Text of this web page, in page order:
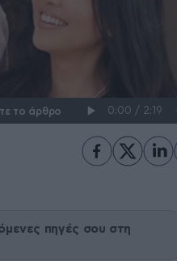
το άρθρο
πηγές σου στη